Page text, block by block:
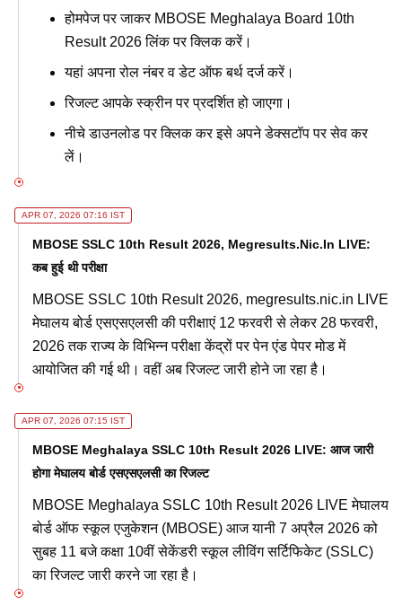
होमपेज पर जाकर MBOSE Meghalaya Board 10th
Result 2026 लिंक पर क्लिक करें।
यहां अपना रोल नंबर व डेट ऑफ बर्थ दर्ज करें।
रिजल्ट आपके स्क्रीन पर प्रदर्शित हो जाएगा।
नीचे डाउनलोड पर क्लिक कर इसे अपने डेक्सटॉप पर सेव कर
लें।
APR 07, 2026 07:16 IST
MBOSE SSLC 10th Result 2026, Megresults.nic.in LIVE:
कब हुई थी परीक्षा
MBOSE SSLC 10th Result 2026, megresults.nic.in LIVE
मेघालय बोर्ड एसएसएलसी की परीक्षाएं 12 फरवरी से लेकर 28 फरवरी,
2026 तक राज्य के विभिन्न परीक्षा केंद्रों पर पेन एंड पेपर मोड में
आयोजित की गई थी। वहीं अब रिजल्ट जारी होने जा रहा है।
APR 07, 2026 07:15 IST
MBOSE Meghalaya SSLC 10th Result 2026 LIVE: आज जारी
होगा मेघालय बोर्ड एसएसएलसी का रिजल्ट
MBOSE Meghalaya SSLC 10th Result 2026 LIVE मेघालय
बोर्ड ऑफ स्कूल एजुकेशन (MBOSE) आज यानी 7 अप्रैल 2026 को
सुबह 11 बजे कक्षा 10वीं सेकेंडरी स्कूल लीविंग सर्टिफिकेट (SSLC)
का रिजल्ट जारी करने जा रहा है।